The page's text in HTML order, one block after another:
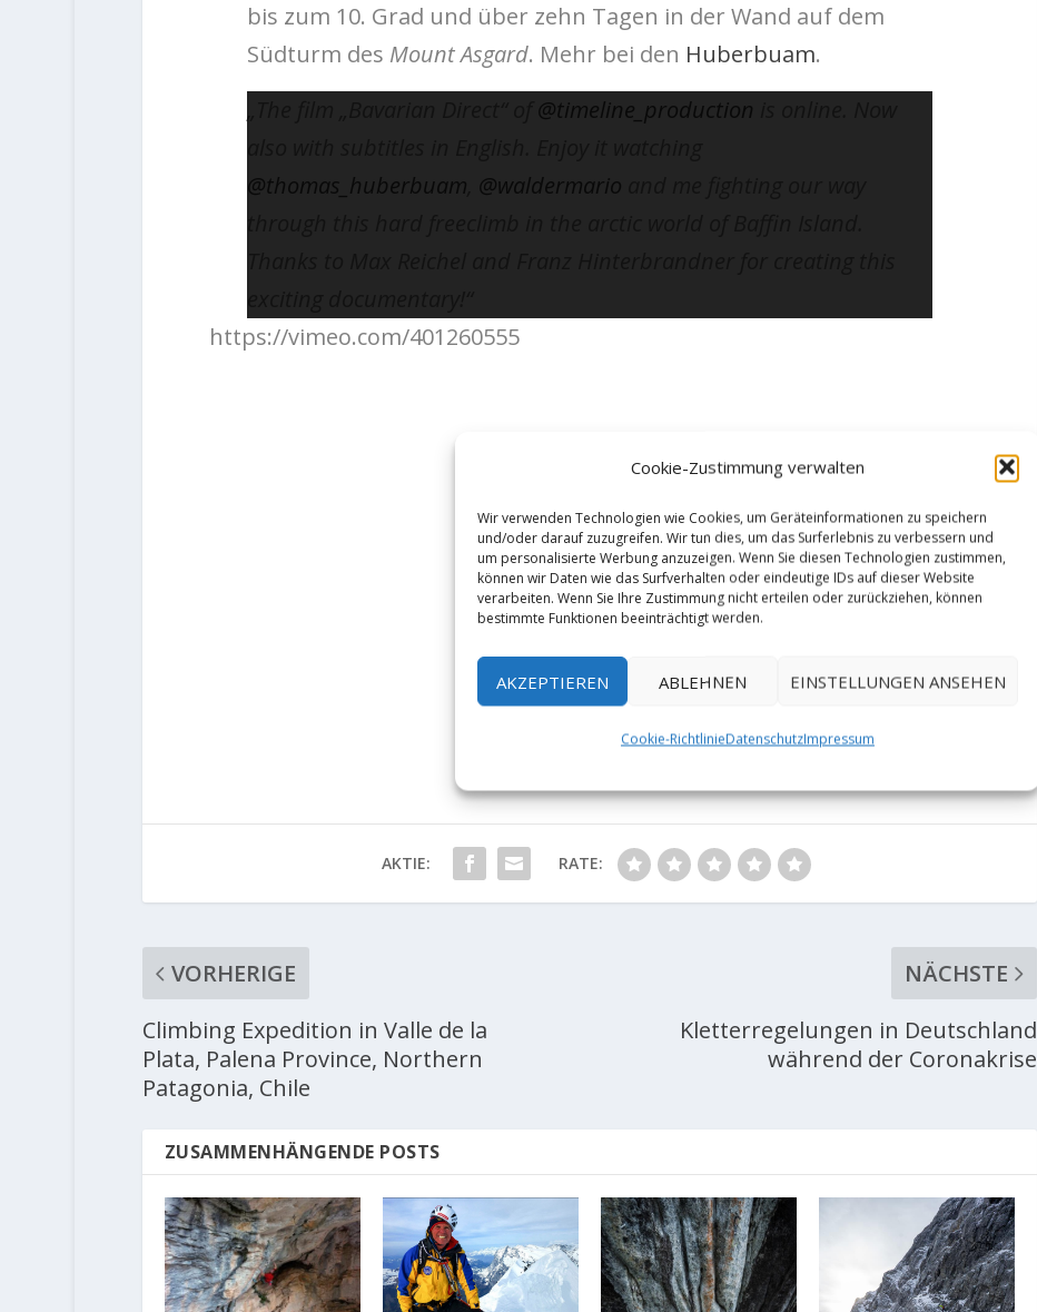
Cookie-Zustimmung verwalten
Wir verwenden Technologien wie Cookies, um Geräteinformationen zu speichern
und/oder darauf zuzugreifen. Wir tun dies, um das Surferlebnis zu verbessern und
um personalisierte Werbung anzuzeigen. Wenn Sie diesen Technologien zustimmen,
können wir Daten wie das Surfverhalten oder eindeutige IDs auf dieser Website
verarbeiten. Wenn Sie Ihre Zustimmung nicht erteilen oder zurückziehen, können
bestimmte Funktionen beeinträchtigt werden.
AKZEPTIEREN ABLEHNEN EINSTELLUNGEN ANSEHEN
Cookie-RichtlinieDatenschutzImpressum
bis zum 10. Grad und über zehn Tagen in der Wand auf dem
Südturm des Mount Asgard. Mehr bei den Huberbuam.
@timeline_production
@thomas_huberbuam @waldermario
https://vimeo.com/401260555
AKTIE: RATE:
VORHERIGE
Climbing Expedition in Valle de la
Plata, Palena Province, Northern
Patagonia, Chile
NÄCHSTE
Kletterregelungen in Deutschland
während der Coronakrise
ZUSAMMENHÄNGENDE POSTS